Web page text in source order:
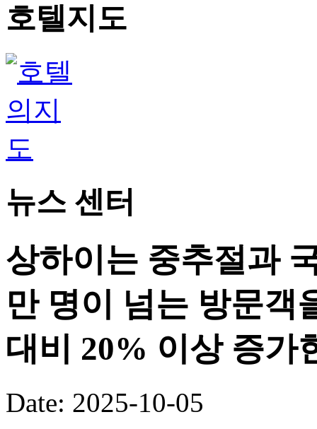
호텔지도
뉴스 센터
상하이는 중추절과
만 명이 넘는 방문객
대비 20% 이상 증가
Date: 2025-10-05